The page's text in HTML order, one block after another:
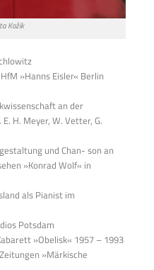
Kožik
»Hanns Eisler« Berlin
an der
H. Meyer, W. Vetter, G.
und Chan- son an
»Konrad Wolf« in
als Pianist im
Potsdam
»Obelisk« 1957 – 1993
»Märkische